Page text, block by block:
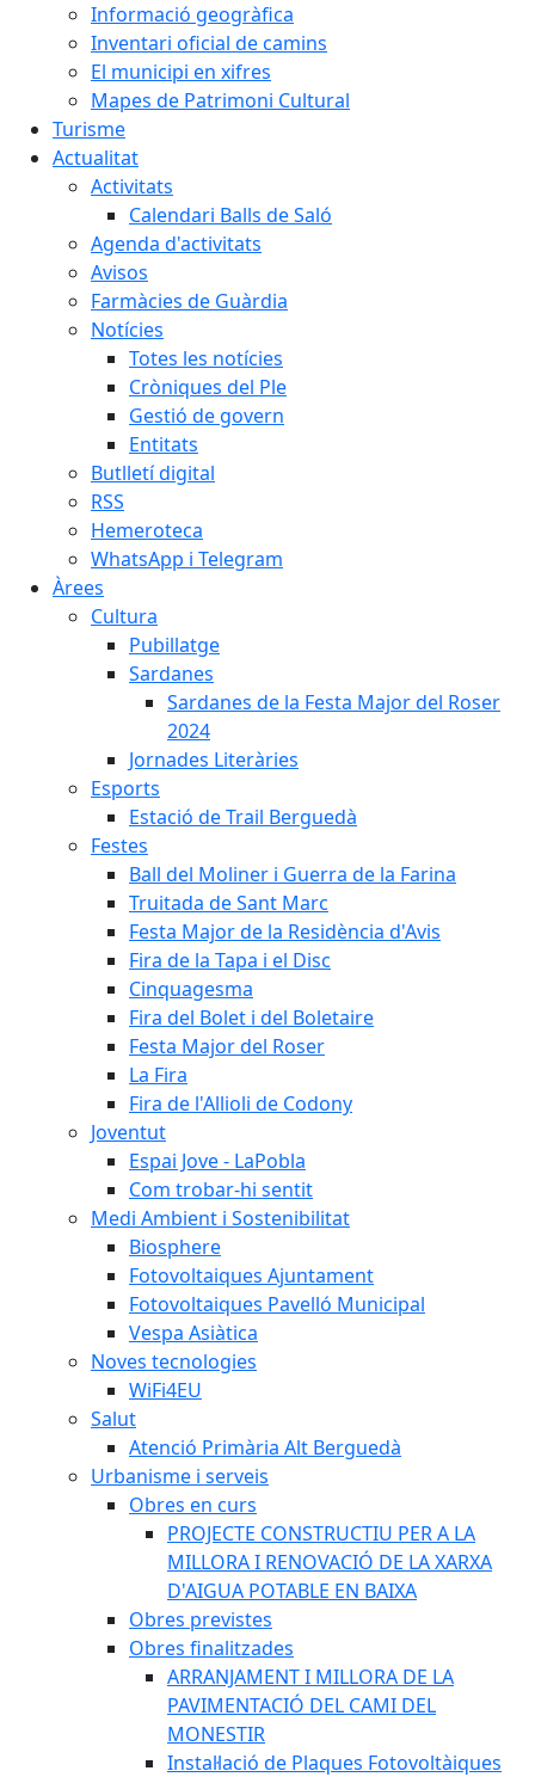
Informació geogràfica
Inventari oficial de camins
El municipi en xifres
Mapes de Patrimoni Cultural
Turisme
Actualitat
Activitats
Calendari Balls de Saló
Agenda d'activitats
Avisos
Farmàcies de Guàrdia
Notícies
Totes les notícies
Cròniques del Ple
Gestió de govern
Entitats
Butlletí digital
RSS
Hemeroteca
WhatsApp i Telegram
Àrees
Cultura
Pubillatge
Sardanes
Sardanes de la Festa Major del Roser
2024
Jornades Literàries
Esports
Estació de Trail Berguedà
Festes
Ball del Moliner i Guerra de la Farina
Truitada de Sant Marc
Festa Major de la Residència d'Avis
Fira de la Tapa i el Disc
Cinquagesma
Fira del Bolet i del Boletaire
Festa Major del Roser
La Fira
Fira de l'Allioli de Codony
Joventut
Espai Jove - LaPobla
Com trobar-hi sentit
Medi Ambient i Sostenibilitat
Biosphere
Fotovoltaiques Ajuntament
Fotovoltaiques Pavelló Municipal
Vespa Asiàtica
Noves tecnologies
WiFi4EU
Salut
Atenció Primària Alt Berguedà
Urbanisme i serveis
Obres en curs
PROJECTE CONSTRUCTIU PER A LA
MILLORA I RENOVACIÓ DE LA XARXA
D'AIGUA POTABLE EN BAIXA
Obres previstes
Obres finalitzades
ARRANJAMENT I MILLORA DE LA
PAVIMENTACIÓ DEL CAMI DEL
MONESTIR
Instal·lació de Plaques Fotovoltàiques